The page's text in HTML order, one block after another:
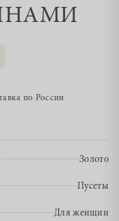
по России
Золото
Пусеты
Для женщин